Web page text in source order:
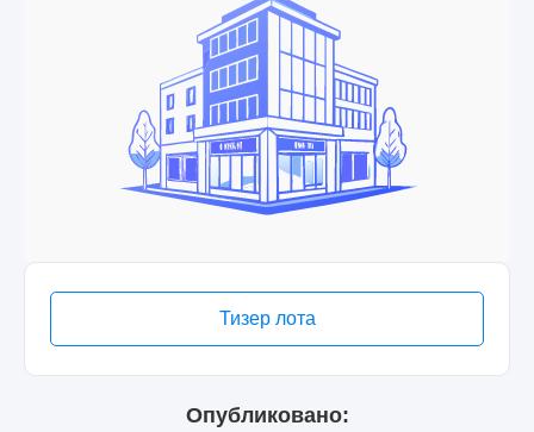
Тизер лота
Опубликовано: